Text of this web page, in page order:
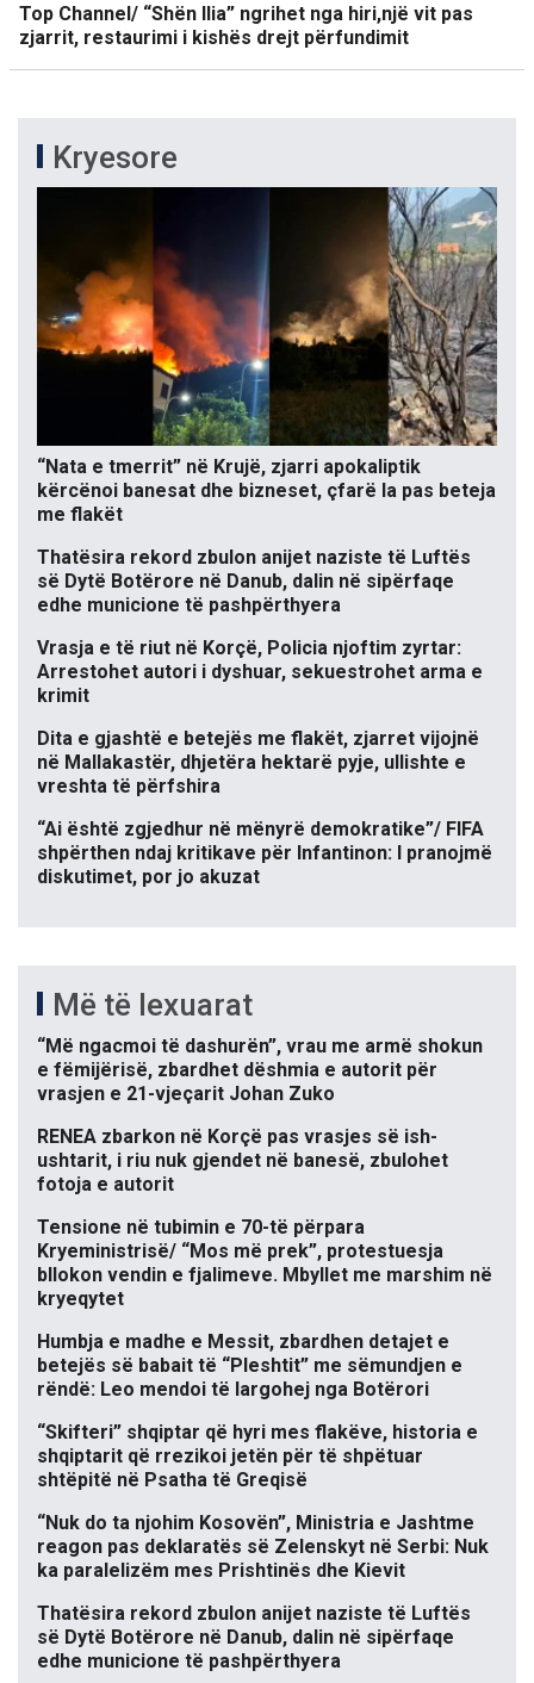
Top Channel/ “Shën Ilia” ngrihet nga hiri,një vit pas
zjarrit, restaurimi i kishës drejt përfundimit
Kryesore
“Nata e tmerrit” në Krujë, zjarri apokaliptik
kërcënoi banesat dhe bizneset, çfarë la pas beteja
me flakët
Thatësira rekord zbulon anijet naziste të Luftës
së Dytë Botërore në Danub, dalin në sipërfaqe
edhe municione të pashpërthyera
Vrasja e të riut në Korçë, Policia njoftim zyrtar:
Arrestohet autori i dyshuar, sekuestrohet arma e
krimit
Dita e gjashtë e betejës me flakët, zjarret vijojnë
në Mallakastër, dhjetëra hektarë pyje, ullishte e
vreshta të përfshira
“Ai është zgjedhur në mënyrë demokratike”/ FIFA
shpërthen ndaj kritikave për Infantinon: I pranojmë
diskutimet, por jo akuzat
Më të lexuarat
“Më ngacmoi të dashurën”, vrau me armë shokun
e fëmijërisë, zbardhet dëshmia e autorit për
vrasjen e 21-vjeçarit Johan Zuko
RENEA zbarkon në Korçë pas vrasjes së ish-
ushtarit, i riu nuk gjendet në banesë, zbulohet
fotoja e autorit
Tensione në tubimin e 70-të përpara
Kryeministrisë/ “Mos më prek”, protestuesja
bllokon vendin e fjalimeve. Mbyllet me marshim në
kryeqytet
Humbja e madhe e Messit, zbardhen detajet e
betejës së babait të “Pleshtit” me sëmundjen e
rëndë: Leo mendoi të largohej nga Botërori
“Skifteri” shqiptar që hyri mes flakëve, historia e
shqiptarit që rrezikoi jetën për të shpëtuar
shtëpitë në Psatha të Greqisë
“Nuk do ta njohim Kosovën”, Ministria e Jashtme
reagon pas deklaratës së Zelenskyt në Serbi: Nuk
ka paralelizëm mes Prishtinës dhe Kievit
Thatësira rekord zbulon anijet naziste të Luftës
së Dytë Botërore në Danub, dalin në sipërfaqe
edhe municione të pashpërthyera